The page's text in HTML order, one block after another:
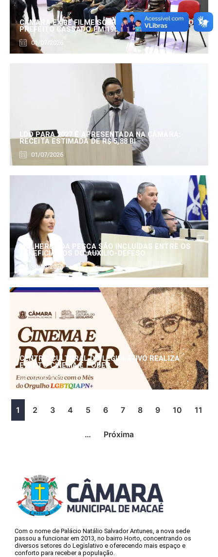
CÂMARA EXIBE FILME SOBRE EDUARDO SERRANO,
PREFEITO CASSADO EM 1960
01/07/2026
LDO PARA 2027 É APRESENTADA NA CÂMARA:
RECEITA ESTIMADA DE R$ 5,88 BI
01/07/2026
MULHERES DA PESCA SÃO INCLUÍDAS ENTRE OS
BENEFICIÁRIOS DO AUXÍLIO-DEFESO
30/06/2026
CENTRO CULTURAL DO LEGISLATIVO REALIZA
EVENTO CINEMA E PODER
25/06/2026
1 2 3 4 5 6 7 8 9 10 11
… Próxima
Com o nome de Palácio Natálio Salvador Antunes, a nova sede
passou a funcionar em 2013, no bairro Horto, concentrando os
diversos setores do Legislativo e oferecendo mais espaço e
conforto para receber a população.